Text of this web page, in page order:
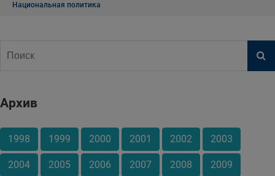
Национальная политика
Архив
1998 1999 2000 2001 2002 2003
2004 2005 2006 2007 2008 2009